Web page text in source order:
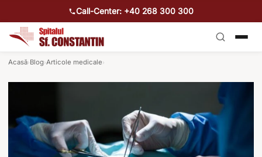
Call-Center: +40 268 300 300
Acasă›Blog›Articole medicale›